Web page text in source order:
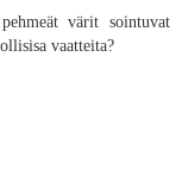
värit sointuvat
vaatteita?